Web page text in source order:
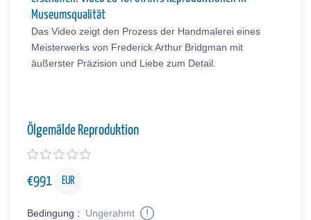
Museumsqualität
Das Video zeigt den Prozess der Handmalerei eines
Meisterwerks von Frederick Arthur Bridgman mit
äußerster Präzision und Liebe zum Detail.
Ölgemälde Reproduktion
€991 EUR
Bedingung : Ungerahmt